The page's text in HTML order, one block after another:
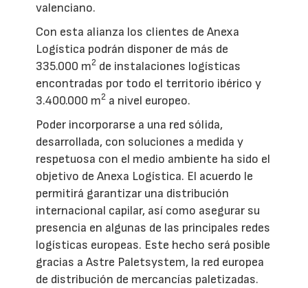
valenciano.
Con esta alianza los clientes de Anexa
Logística podrán disponer de más de
335.000 m2 de instalaciones logísticas
encontradas por todo el territorio ibérico y
3.400.000 m2 a nivel europeo.
Poder incorporarse a una red sólida,
desarrollada, con soluciones a medida y
respetuosa con el medio ambiente ha sido el
objetivo de Anexa Logística. El acuerdo le
permitirá garantizar una distribución
internacional capilar, así como asegurar su
presencia en algunas de las principales redes
logísticas europeas. Este hecho será posible
gracias a Astre Paletsystem, la red europea
de distribución de mercancías paletizadas.